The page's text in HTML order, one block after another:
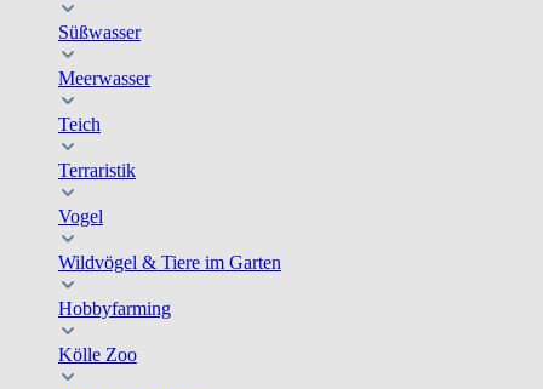
Süßwasser
Meerwasser
Teich
Terraristik
Vogel
Wildvögel & Tiere im Garten
Hobbyfarming
Kölle Zoo